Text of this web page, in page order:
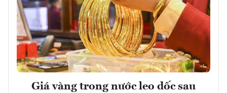
Giá vàng trong nước leo dốc sau